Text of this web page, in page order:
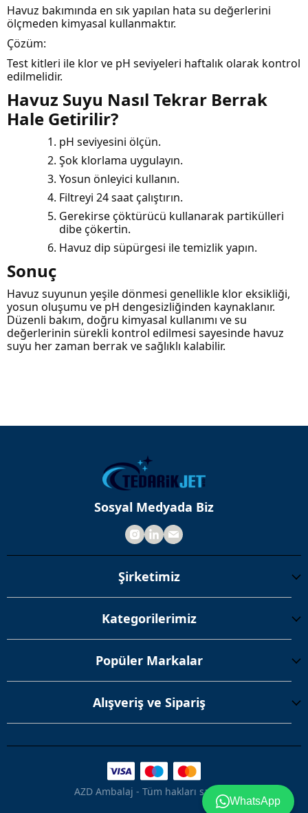
Havuz bakımında en sık yapılan hata su değerlerini
ölçmeden kimyasal kullanmaktır.
Çözüm:
Test kitleri ile klor ve pH seviyeleri haftalık olarak kontrol
edilmelidir.
Havuz Suyu Nasıl Tekrar Berrak
Hale Getirilir?
pH seviyesini ölçün.
Şok klorlama uygulayın.
Yosun önleyici kullanın.
Filtreyi 24 saat çalıştırın.
Gerekirse çöktürücü kullanarak partikülleri
dibe çökertin.
Havuz dip süpürgesi ile temizlik yapın.
Sonuç
Havuz suyunun yeşile dönmesi genellikle klor eksikliği,
yosun oluşumu ve pH dengesizliğinden kaynaklanır.
Düzenli bakım, doğru kimyasal kullanımı ve su
değerlerinin sürekli kontrol edilmesi sayesinde havuz
suyu her zaman berrak ve sağlıklı kalabilir.
Sosyal Medyada Biz
Şirketimiz
Kategorilerimiz
Popüler Markalar
Alışveriş ve Sipariş
AZD Ambalaj - Tüm hakları saklıdır.
WhatsApp